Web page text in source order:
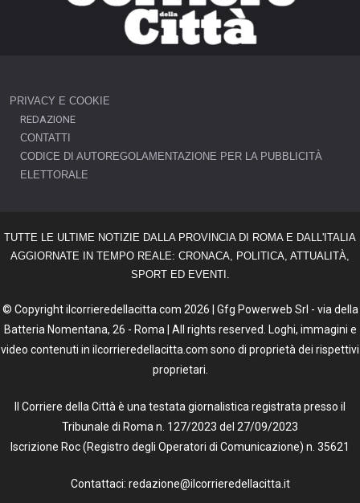
PRIVACY E COOKIE
REDAZIONE
CONTATTI
CODICE DI AUTOREGOLAMENTAZIONE PER LA PUBBLICITÀ
ELETTORALE
TUTTE LE ULTIME NOTIZIE DALLA PROVINCIA DI ROMA E DALL'ITALIA
AGGIORNATE IN TEMPO REALE: CRONACA, POLITICA, ATTUALITÀ,
SPORT ED EVENTI.
© Copyright ilcorrieredellacitta.com 2026 | Gfg Powerweb Srl - via della
Batteria Nomentana, 26 - Roma | All rights reserved. Loghi, immagini e
video contenuti in ilcorrieredellacitta.com sono di proprietà dei rispettivi
proprietari.
Il Corriere della Città è una testata giornalistica registrata presso il
Tribunale di Roma n. 127/2023 del 27/09/2023
Iscrizione Roc (Registro degli Operatori di Comunicazione) n. 35621
Contattaci: redazione@ilcorrieredellacitta.it